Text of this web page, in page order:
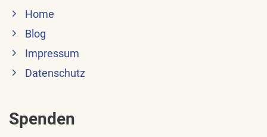
Home
Blog
Impressum
Datenschutz
Spenden